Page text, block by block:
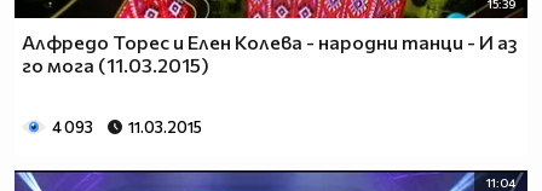
15:39
Алфредо Торес и Елен Колева - народни танци - И аз
го мога (11.03.2015)
4 093 11.03.2015
11:04